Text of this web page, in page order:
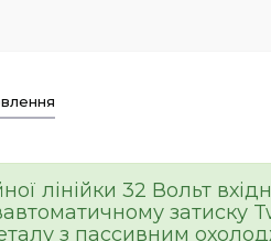
лінійки 32 Вольт
затиску
з пассивним